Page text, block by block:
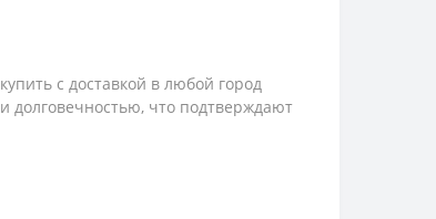
с доставкой в любой город
долговечностью, что подтверждают